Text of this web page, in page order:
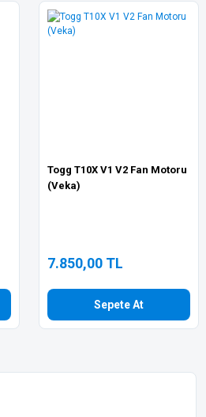
Togg T10X V1 V2 Fan Motoru
(Veka)
7.850,00 TL
Sepete At